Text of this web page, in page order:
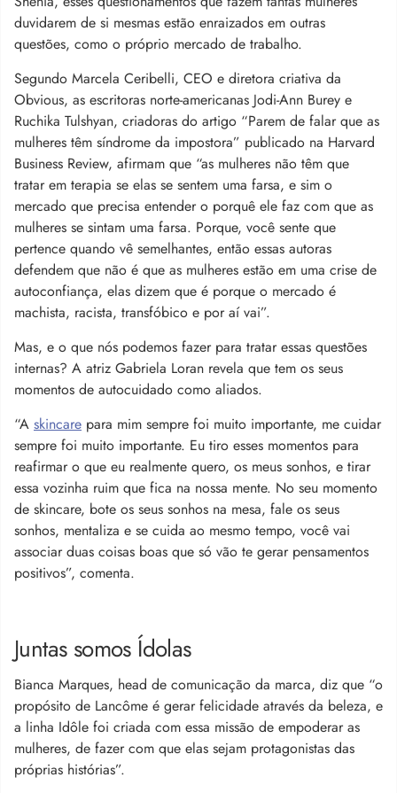
duvidarem de si mesmas estão enraizados em outras
questões, como o próprio mercado de trabalho.
Segundo Marcela Ceribelli, CEO e diretora criativa da
Obvious, as escritoras norte-americanas Jodi-Ann Burey e
Ruchika Tulshyan, criadoras do artigo “Parem de falar que as
mulheres têm síndrome da impostora” publicado na Harvard
Business Review, afirmam que “as mulheres não têm que
tratar em terapia se elas se sentem uma farsa, e sim o
mercado que precisa entender o porquê ele faz com que as
mulheres se sintam uma farsa. Porque, você sente que
pertence quando vê semelhantes, então essas autoras
defendem que não é que as mulheres estão em uma crise de
autoconfiança, elas dizem que é porque o mercado é
machista, racista, transfóbico e por aí vai”.
Mas, e o que nós podemos fazer para tratar essas questões
internas? A atriz Gabriela Loran revela que tem os seus
momentos de autocuidado como aliados.
“A skincare para mim sempre foi muito importante, me cuidar
sempre foi muito importante. Eu tiro esses momentos para
reafirmar o que eu realmente quero, os meus sonhos, e tirar
essa vozinha ruim que fica na nossa mente. No seu momento
de skincare, bote os seus sonhos na mesa, fale os seus
sonhos, mentaliza e se cuida ao mesmo tempo, você vai
associar duas coisas boas que só vão te gerar pensamentos
positivos”, comenta.
Juntas somos Ídolas
Bianca Marques, head de comunicação da marca, diz que “o
propósito de Lancôme é gerar felicidade através da beleza, e
a linha Idôle foi criada com essa missão de empoderar as
mulheres, de fazer com que elas sejam protagonistas das
próprias histórias”.